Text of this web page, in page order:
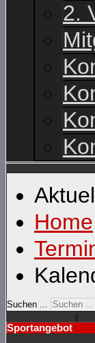
2.
Home
Suchen ...
Sportangebot